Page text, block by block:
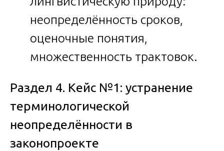
неопределённость сроков,
оценочные понятия,
множественность трактовок.
Раздел 4. Кейс №1: устранение
терминологической
неопределённости в
законопроекте